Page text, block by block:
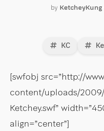
by KetcheyKung
KC
[swfobj src=”http://
content/uploads/
Ketchey.swf”
align=”center”]